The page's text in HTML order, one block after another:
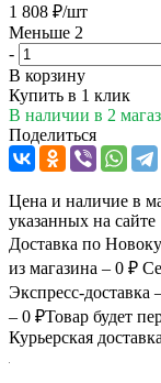
1 808 ₽/шт
Меньше 2
-
В корзину
Купить в 1 клик
В наличии в 2
Поделиться
Цена и наличие в
указанных на сайте
Доставка по
из магазина – 0 ₽
Экспресс-доставка
– 0 ₽Товар будет
Курьерская